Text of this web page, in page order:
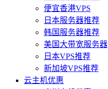
便宜香港VPS
日本服务器推荐
韩国服务器推荐
美国大带宽服务器
日本VPS推荐
新加坡VPS推荐
云主机优惠